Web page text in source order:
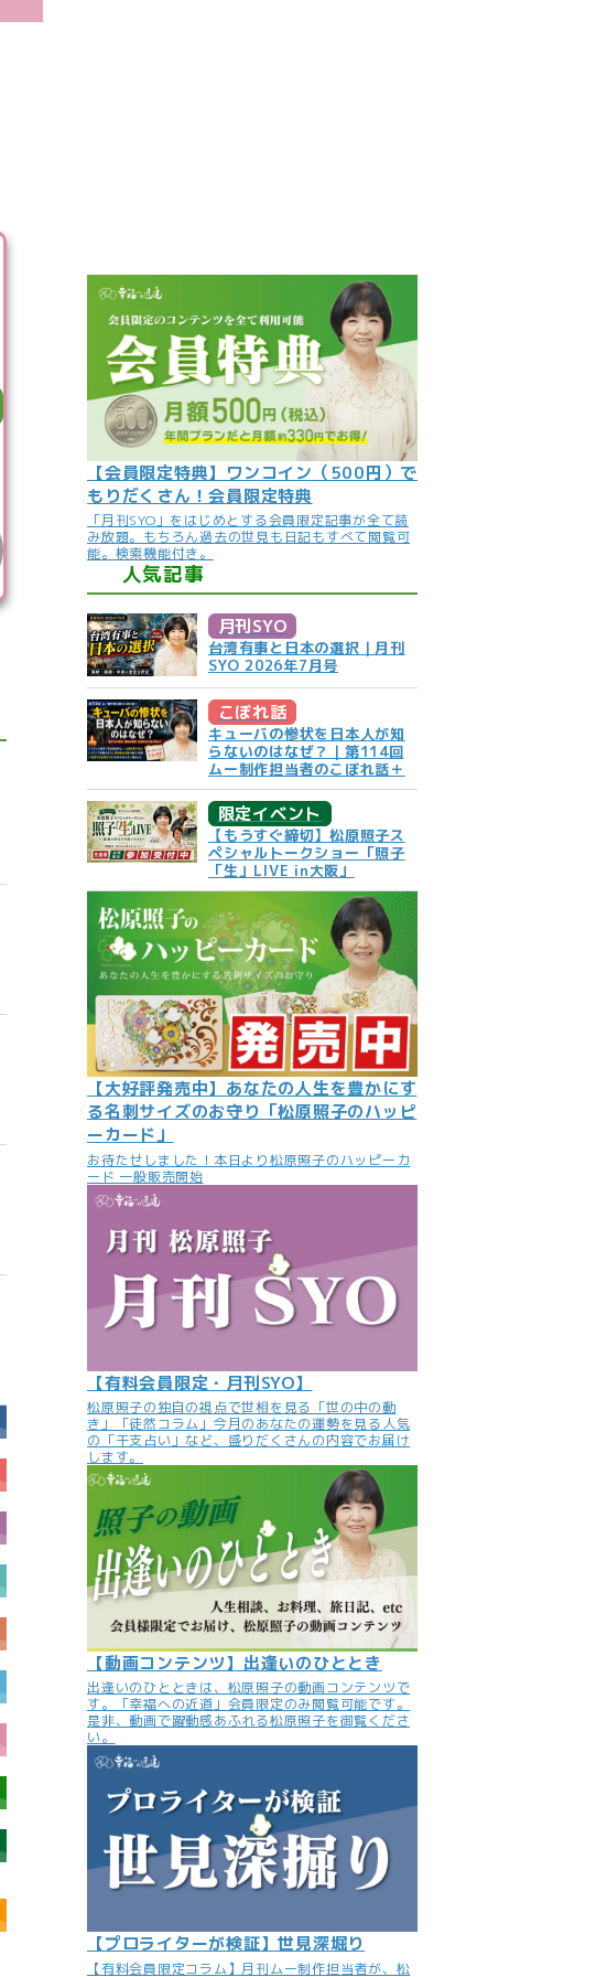
よくある質問
【会員限定特典】ワンコイン（500円）で
もりだくさん！会員限定特典
「月刊SYO」をはじめとする会員限定記事が全て読
み放題。もちろん過去の世見も日記もすべて閲覧可
能。検索機能付き。
人気記事
月刊SYO
台湾有事と日本の選択｜月刊
SYO 2026年7月号
こぼれ話
キューバの惨状を日本人が知
らないのはなぜ？｜第114回
ムー制作担当者のこぼれ話＋
限定イベント
【もうすぐ締切】松原照子ス
ペシャルトークショー「照子
「生」LIVE in大阪」
【大好評発売中】あなたの人生を豊かにす
る名刺サイズのお守り「松原照子のハッピ
ーカード」
お待たせしました！本日より松原照子のハッピーカ
ード 一般販売開始
【有料会員限定・月刊SYO】
松原照子の独自の視点で世相を見る「世の中の動
き」「徒然コラム」今月のあなたの運勢を見る人気
の「干支占い」など、盛りだくさんの内容でお届け
します。
【動画コンテンツ】出逢いのひととき
出逢いのひとときは、松原照子の動画コンテンツで
す。「幸福への近道」会員限定のみ閲覧可能です。
是非、動画で躍動感あふれる松原照子を御覧くださ
い。
【プロライターが検証】世見深堀り
【有料会員限定コラム】月刊ムー制作担当者が、松